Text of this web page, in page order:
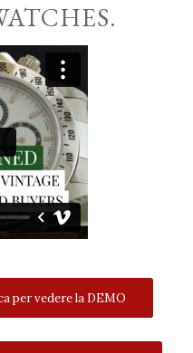
per vedere la DEMO